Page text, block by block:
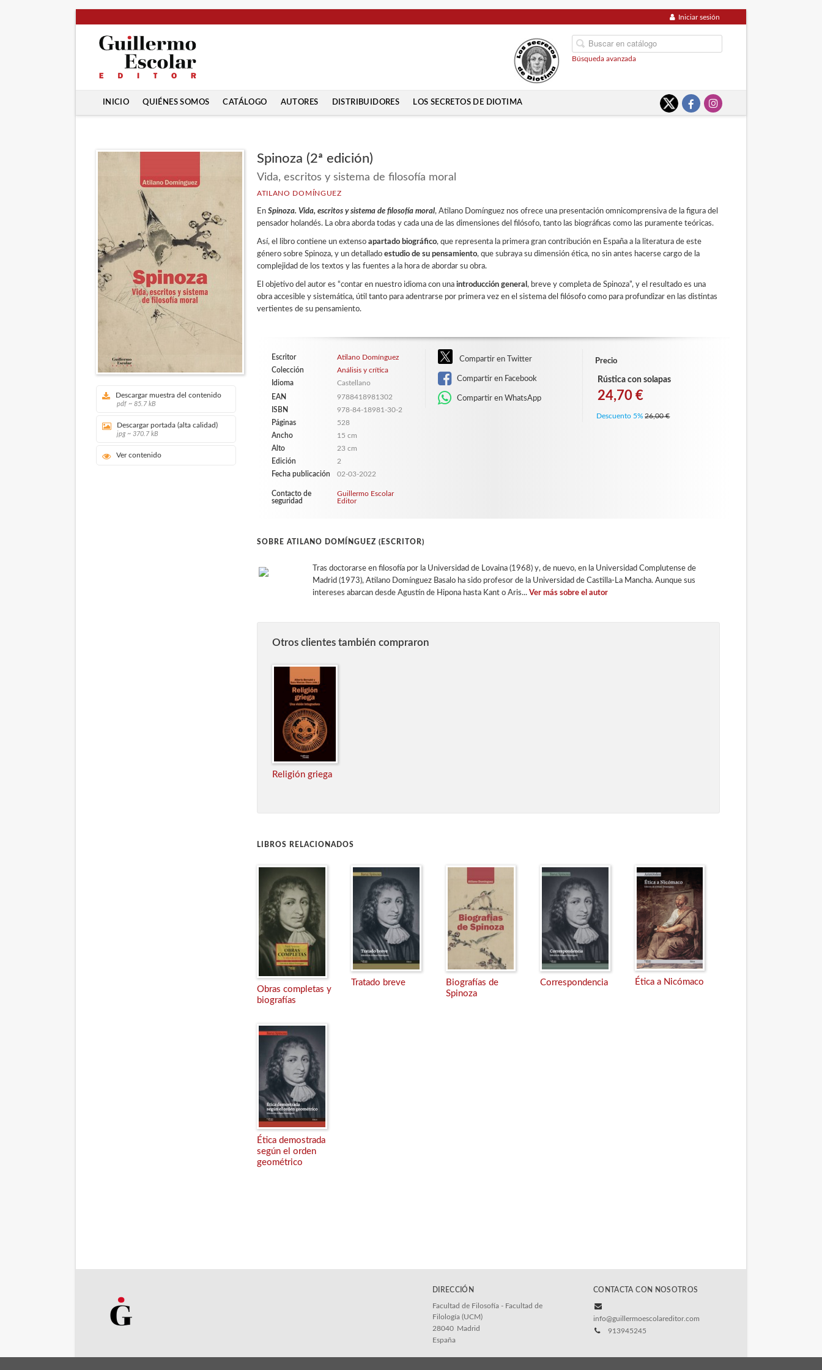
Iniciar sesión
Búsqueda avanzada
INICIO QUIÉNES SOMOS CATÁLOGO AUTORES DISTRIBUIDORES LOS SECRETOS DE DIOTIMA
Descargar muestra del contenido
pdf ~ 85.7 kB
Descargar portada (alta calidad)
jpg ~ 370.7 kB
Ver contenido
Spinoza (2ª edición)
Vida, escritos y sistema de filosofía moral
ATILANO DOMÍNGUEZ
En Spinoza. Vida, escritos y sistema de filosofía moral, Atilano Domínguez nos ofrece una presentación omnicomprensiva de la figura del
pensador holandés. La obra aborda todas y cada una de las dimensiones del filósofo, tanto las biográficas como las puramente teóricas.
Así, el libro contiene un extenso apartado biográfico, que representa la primera gran contribución en España a la literatura de este
género sobre Spinoza, y un detallado estudio de su pensamiento, que subraya su dimensión ética, no sin antes hacerse cargo de la
complejidad de los textos y las fuentes a la hora de abordar su obra.
El objetivo del autor es “contar en nuestro idioma con una introducción general , breve y completa de Spinoza”, y el resultado es una
obra accesible y sistemática, útil tanto para adentrarse por primera vez en el sistema del filósofo como para profundizar en las distintas
vertientes de su pensamiento.
Escritor
Atilano Domínguez
Colección
Análisis y crítica
Idioma
Castellano
EAN
9788418981302
ISBN
978-84-18981-30-2
Páginas
528
Ancho
15 cm
Alto
23 cm
Edición
2
Fecha publicación
02-03-2022
Contacto de
seguridad
Guillermo Escolar
Editor
Compartir en Twitter
Compartir en Facebook
Compartir en WhatsApp
Precio
Rústica con solapas
24,70 €
Descuento 5% 26,00 €
SOBRE ATILANO DOMÍNGUEZ (ESCRITOR)
Tras doctorarse en filosofía por la Universidad de Lovaina (1968) y, de nuevo, en la Universidad Complutense de
Madrid (1973), Atilano Domínguez Basalo ha sido profesor de la Universidad de Castilla-La Mancha. Aunque sus
intereses abarcan desde Agustín de Hipona hasta Kant o Aris... Ver más sobre el autor
Otros clientes también compraron
Religión griega
LIBROS RELACIONADOS
Obras completas y
biografías
Tratado breve
Biografías de
Spinoza
Correspondencia Ética a Nicómaco
Ética demostrada
según el orden
geométrico
DIRECCIÓN
Facultad de Filosofía - Facultad de
Filología (UCM)
28040 Madrid
España
CONTACTA CON NOSOTROS
info@guillermoescolareditor.com
913945245